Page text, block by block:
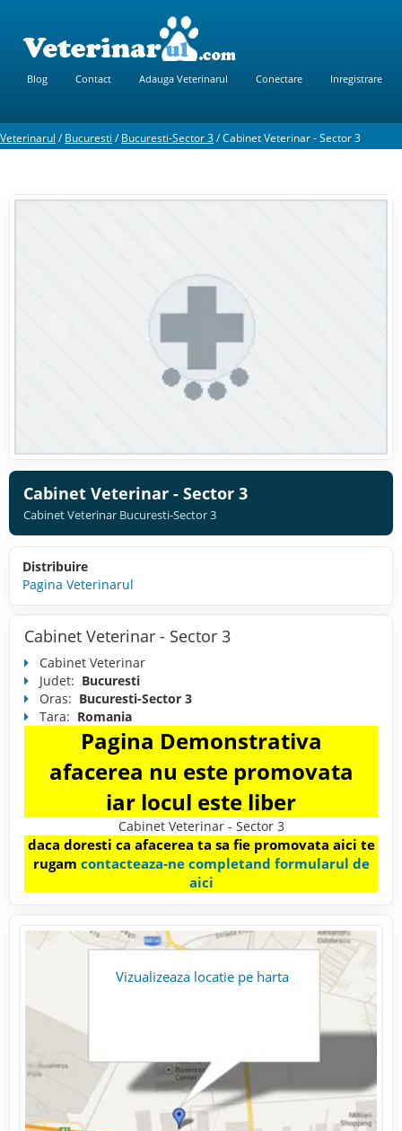
Blog Contact Adauga Veterinarul Conectare Inregistrare
Veterinarul /Bucuresti /Bucuresti-Sector 3/Cabinet Veterinar - Sector 3
Cabinet Veterinar - Sector 3
Cabinet Veterinar Bucuresti-Sector 3
Distribuire
Pagina Veterinarul
Cabinet Veterinar - Sector 3
Cabinet Veterinar
Judet: Bucuresti
Oras: Bucuresti-Sector 3
Tara: Romania
Pagina Demonstrativa
afacerea nu este promovata
iar locul este liber
Cabinet Veterinar - Sector 3
daca doresti ca afacerea ta sa fie promovata aici te
rugam contacteaza-ne completand formularul de
aici
Vizualizeaza locatie pe harta